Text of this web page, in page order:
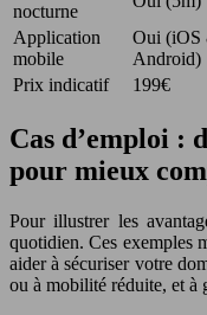
nocturne
Application
mobile
Oui (iOS
Android)
Prix indicatif
199€
Cas d’emploi :
pour mieux
Pour illustrer les
quotidien. Ces exemples
aider à sécuriser votre
ou à mobilité réduite, et à